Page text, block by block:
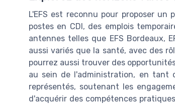
L'EFS est reconnu pour proposer
postes en CDI, des emplois
antennes telles que EFS Bordeaux,
aussi variés que la santé, avec des
pourrez aussi trouver des
au sein de l'administration, en tant
représentés, soutenant les
d'acquérir des compétences